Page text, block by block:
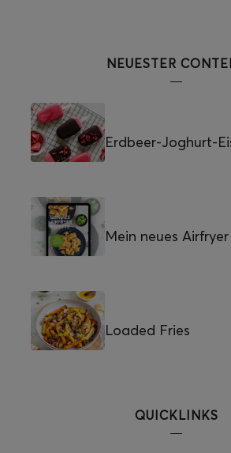
NEUESTER
Erdbeer-Joghurt-
Mein neues
Loaded Fries
QUICKLINKS